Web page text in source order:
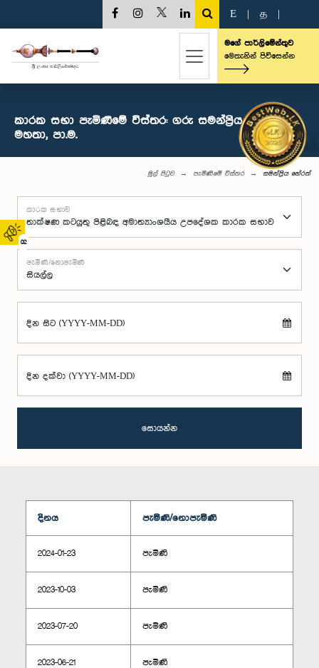
02
E த
මගේ පාර්ලිමේන්තුව
මෙතැනින් පිවිසෙන්න
කාරක සභා පැමිණීමේ විස්තර: ගරු සමන්ප්‍රිය හේරත්
මහතා, පා.ම.
මුල් පිටුව පැමිණීමේ විස්තර සමන්ප්‍රිය හේරත්
කාරක සභාව
පැමිණි/නොපැමිණි
දින සිට (YYYY-MM-DD)
දින දක්වා (YYYY-MM-DD)
සොයන්න
දිනය පැමිණි/නොපැමිණි
2024-01-23 පැමිණි
2023-10-03 පැමිණි
2023-07-20 පැමිණි
2023-06-21 පැමිණි